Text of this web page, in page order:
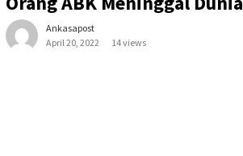
Ankasapost
April 20, 2022
14 views